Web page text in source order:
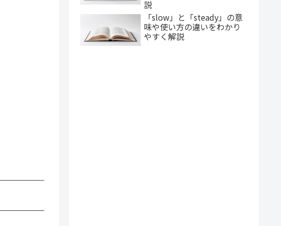
説
「slow」と「steady」の意
味や使い方の違いをわかり
やすく解説